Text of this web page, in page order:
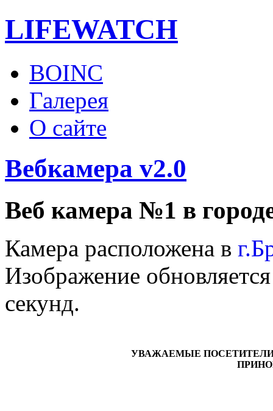
LIFEWATCH
BOINC
Галерея
О сайте
Вебкамера v2.0
Веб камера №1 в
Камера расположена в
Изображение
секунд.
УВАЖАЕМЫЕ ПОСЕТИТЕЛИ!